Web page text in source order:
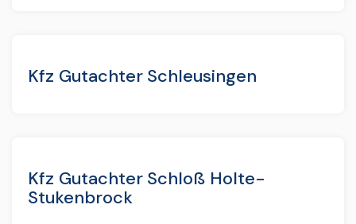
Kfz Gutachter Schleusingen
Kfz Gutachter Schloß Holte-
Stukenbrock